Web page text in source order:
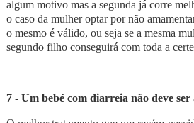
algum motivo mas a segunda já corre
o caso da mulher optar por não
o mesmo é válido, ou seja se a mesma
segundo filho conseguirá com toda a
7 - Um bebé com diarreia não deve